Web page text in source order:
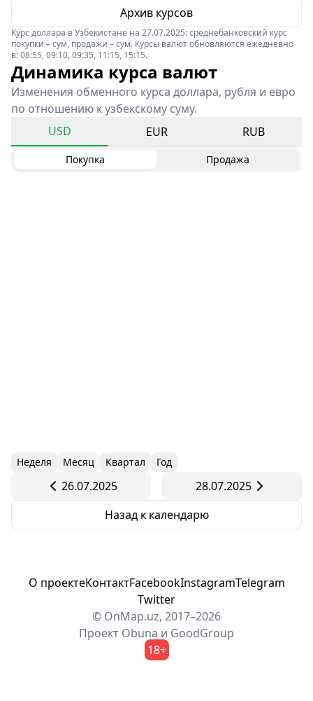
Архив курсов
Курс доллара в Узбекистане на 27.07.2025: среднебанковский курс
покупки – сум, продажи – сум. Курсы валют обновляются ежедневно
в: 08:55, 09:10, 09:35, 11:15, 15:15.
Динамика курса валют
Изменения обменного курса доллара, рубля и евро
по отношению к узбекскому суму.
USD
EUR RUB
Покупка Продажа
Неделя Месяц Квартал Год
26.07.2025
28.07.2025
Назад к календарю
О проектеКонтактFacebookInstagramTelegram
Twitter
© OnMap.uz, 2017–2026
Проект Obuna и GoodGroup
18+